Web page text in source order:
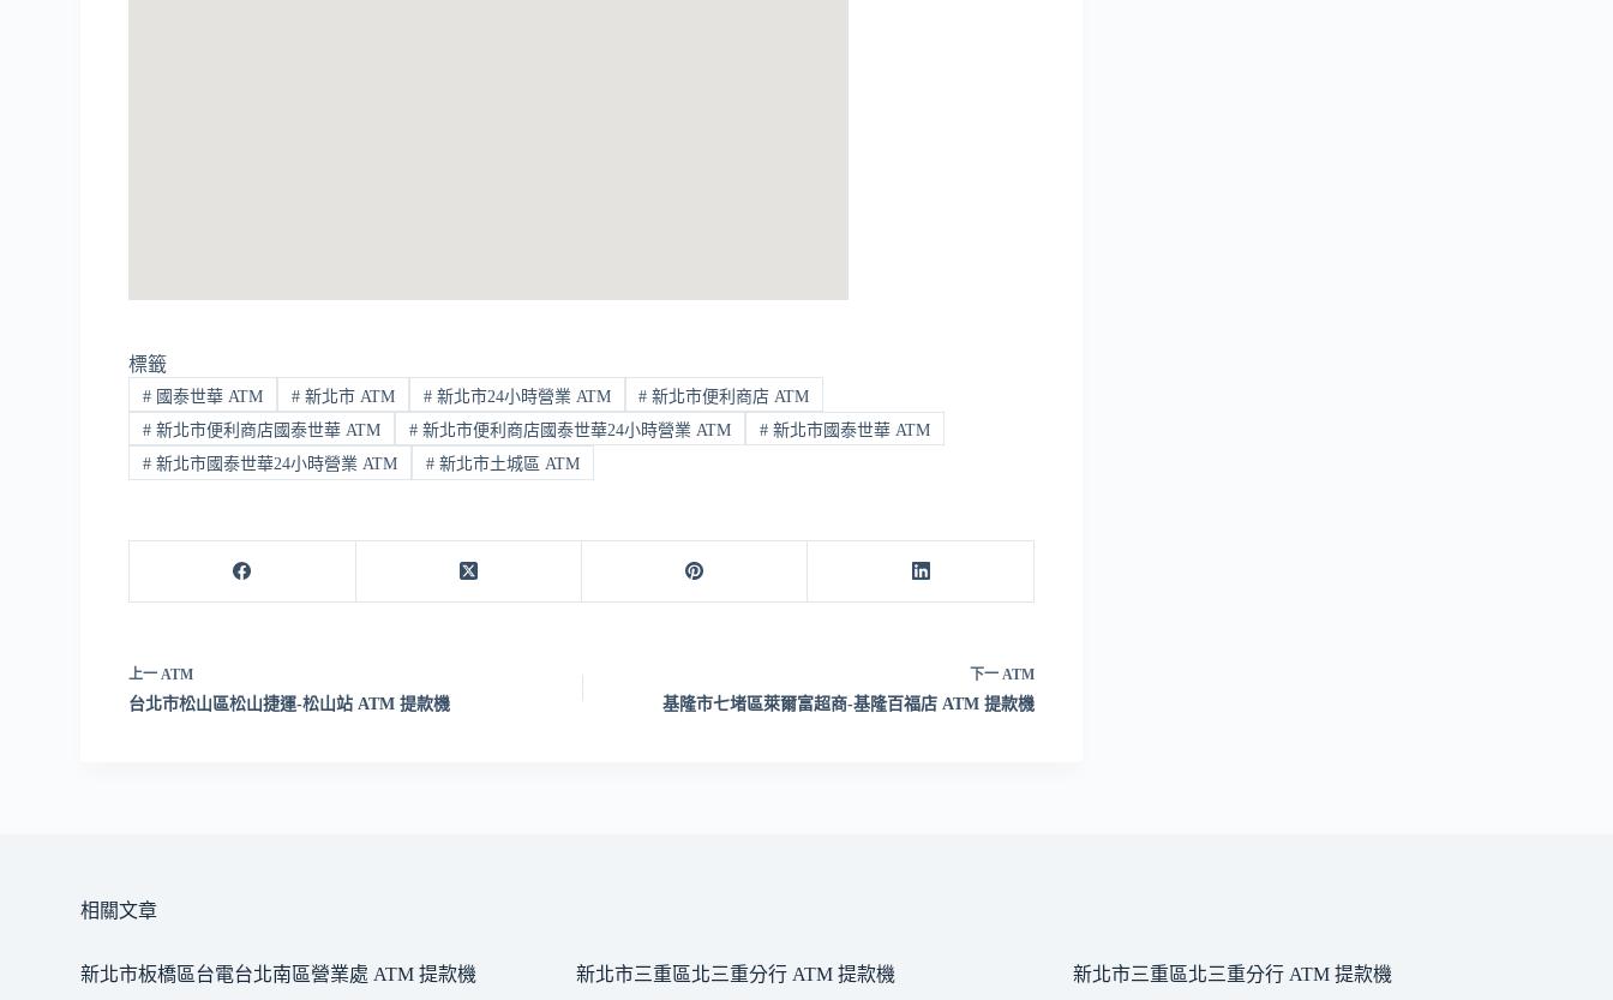
標籤
# 國泰世華 ATM #新北市 ATM #新北市24小時營業 ATM # 新北市便利商店 ATM
# 新北市便利商店國泰世華 ATM #新北市便利商店國泰世華24小時營業 ATM #新北市國泰世華 ATM
# 新北市國泰世華24小時營業 ATM #新北市土城區 ATM
上一 ATM
台北市松山區松山捷運-松山站 ATM 提款機
下一 ATM
基隆市七堵區萊爾富超商-基隆百福店 ATM 提款機
相關文章
新北市板橋區台電台北南區營業處 ATM 提款機
新北市三重區北三重分行 ATM 提款機
新北市三重區北三重分行 ATM 提款機